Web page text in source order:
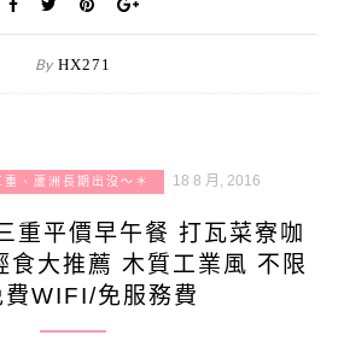
By HX271
重、蘆洲長期出沒～＊ 18 8 月, 2016
重平價早午餐 打瓦菜寮咖
食大推薦 木質工業風 不限
費WIFI/免服務費